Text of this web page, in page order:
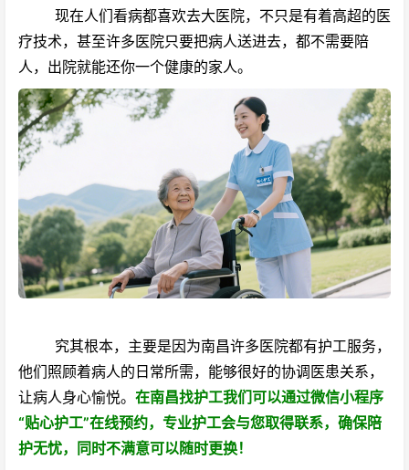
现在人们看病都喜欢去大医院，不只是有着高超的医
疗技术，甚至许多医院只要把病人送进去，都不需要陪
人，出院就能还你一个健康的家人。
究其根本，主要是因为南昌许多医院都有护工服务，
他们照顾着病人的日常所需，能够很好的协调医患关系，
让病人身心愉悦。 在南昌找护工我们可以通过微信小程序
“贴心护工”在线预约，专业护工会与您取得联系，确保陪
护无忧，同时不满意可以随时更换！